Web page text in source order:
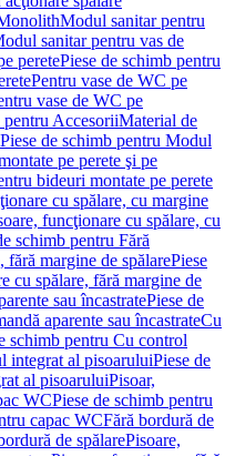
Modul sanitar pentru
sanitar pentru vas de
peretePiese de schimb pentru
Pentru vase de WC pe
vase de WC pe
pentru AccesoriiMaterial de
Piese de schimb pentru Modul
pe perete şi pe
bideuri montate pe perete
cu spălare, cu margine
funcţionare cu spălare, cu
schimb pentru Fără
fără margine de spălarePiese
cu spălare, fără margine de
sau încastratePiese de
aparente sau încastrateCu
schimb pentru Cu control
integrat al pisoaruluiPiese de
al pisoaruluiPisoar,
WCPiese de schimb pentru
capac WCFără bordură de
de spălarePisoare,